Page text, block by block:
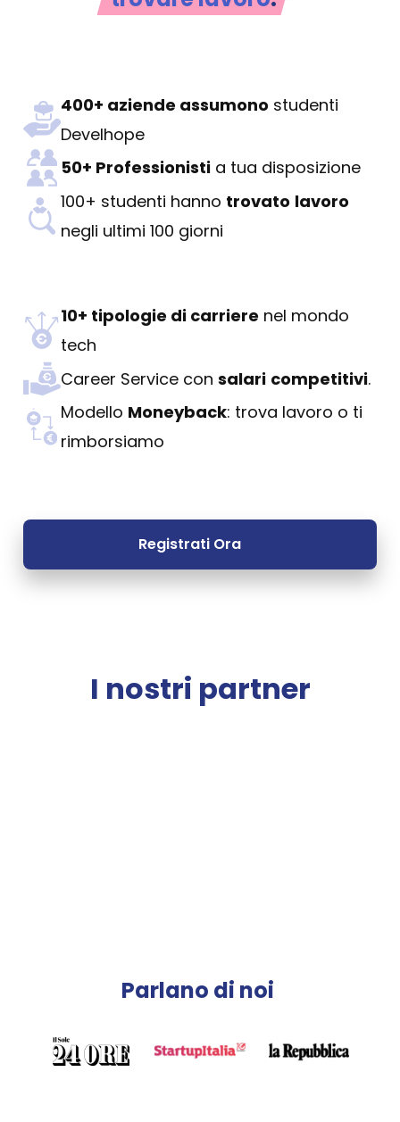
400+ aziende assumono studenti
Develhope
50+ Professionisti a tua disposizione
100+ studenti hanno trovato lavoro
negli ultimi 100 giorni
10+ tipologie di carriere nel mondo
tech
Career Service con salari competitivi.
Modello Moneyback: trova lavoro o ti
rimborsiamo
Registrati Ora
I nostri partner
Parlano di noi